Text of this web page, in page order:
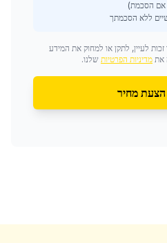
אם הסכמת)
ללא הסכמתך
לעיין, לתקן או למחוק את המידע
את מדיניות הפרטיות שלנו.
הצעת מחיר